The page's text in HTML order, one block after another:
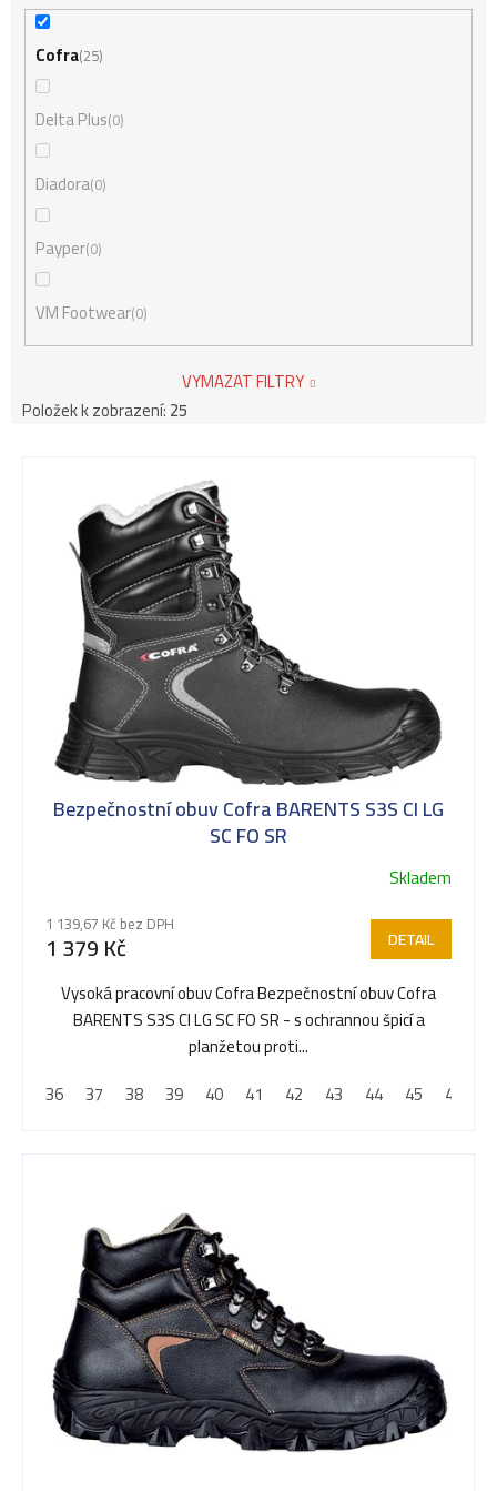
Cofra 25
Delta Plus 0
Diadora 0
Payper 0
VM Footwear 0
VYMAZAT FILTRY
Položek k zobrazení:25
Bezpečnostní obuv Cofra BARENTS S3S CI LG
SC FO SR
Skladem
1 139,67 Kč bez DPH
1 379 Kč DETAIL
Vysoká pracovní obuv Cofra Bezpečnostní obuv Cofra
BARENTS S3S CI LG SC FO SR - s ochrannou špicí a
planžetou proti...
36
37 38 39 40 41 42 43 44 45 46